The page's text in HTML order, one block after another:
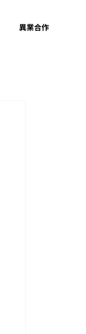
異業合作